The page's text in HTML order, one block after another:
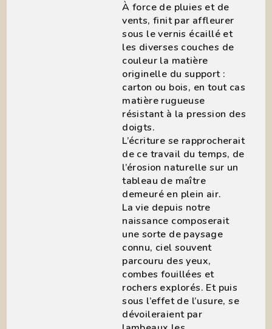
À force de pluies et de
vents, finit par affleurer
sous le vernis écaillé et
les diverses couches de
couleur la matière
originelle du support :
carton ou bois, en tout cas
matière rugueuse
résistant à la pression des
doigts.
L’écriture se rapprocherait
de ce travail du temps, de
l’érosion naturelle sur un
tableau de maître
demeuré en plein air.
La vie depuis notre
naissance composerait
une sorte de paysage
connu, ciel souvent
parcouru des yeux,
combes fouillées et
rochers explorés. Et puis
sous l’effet de l’usure, se
dévoileraient par